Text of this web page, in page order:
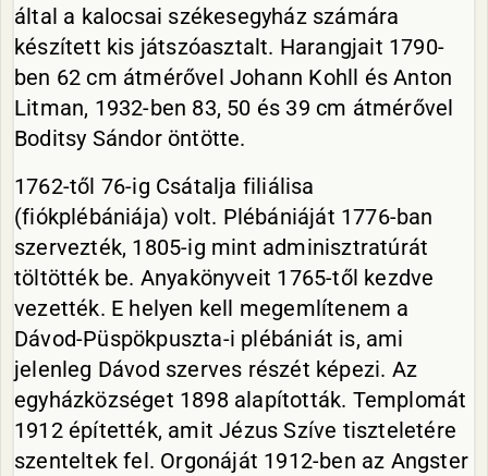
által a kalocsai székesegyház számára
készített kis játszóasztalt. Harangjait 1790-
ben 62 cm átmérővel Johann Kohll és Anton
Litman, 1932-ben 83, 50 és 39 cm átmérővel
Boditsy Sándor öntötte.
1762-től 76-ig Csátalja filiálisa
(fiókplébániája) volt. Plébániáját 1776-ban
szervezték, 1805-ig mint adminisztratúrát
töltötték be. Anyakönyveit 1765-től kezdve
vezették. E helyen kell megemlítenem a
Dávod-Püspökpuszta-i plébániát is, ami
jelenleg Dávod szerves részét képezi. Az
egyházközséget 1898 alapították. Templomát
1912 építették, amit Jézus Szíve tiszteletére
szenteltek fel. Orgonáját 1912-ben az Angster